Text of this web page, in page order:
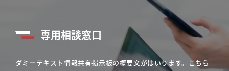
専用相談窓口
ダミーテキスト情報共有掲示板の概要文がはいります。こちら